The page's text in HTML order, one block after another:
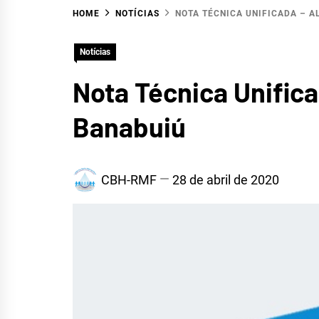
HOME NOTÍCIAS NOTA TÉCNICA UNIFICADA –
Notícias
Nota Técnica
Banabuiú
CBH-RMF 28 de abril de 2020